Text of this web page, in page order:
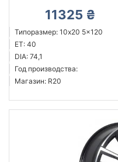
11325 ₴
Типоразмер: 10x20 5x120
ET: 40
DIA: 74,1
Год производства:
Магазин: R20